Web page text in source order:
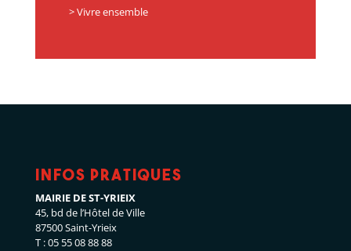
Vivre ensemble
Infos pratiques
MAIRIE DE ST-YRIEIX
45, bd de l’Hôtel de Ville
87500 Saint-Yrieix
T : 05 55 08 88 88